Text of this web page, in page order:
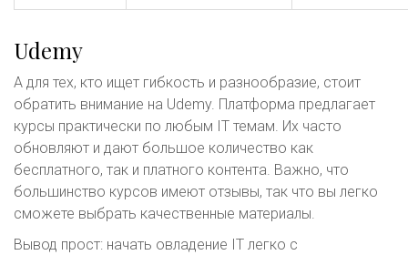
Udemy
А для тех, кто ищет гибкость и разнообразие, стоит
обратить внимание на Udemy. Платформа предлагает
курсы практически по любым IT темам. Их часто
обновляют и дают большое количество как
бесплатного, так и платного контента. Важно, что
большинство курсов имеют отзывы, так что вы легко
сможете выбрать качественные материалы.
Вывод прост: начать овладение IT легко с